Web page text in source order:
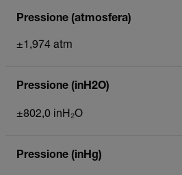
Pressione (atmosfera)
±1,974 atm
Pressione (inH2O)
±802,0 inH₂O
Pressione (inHg)